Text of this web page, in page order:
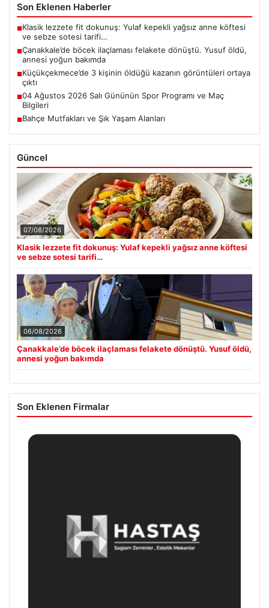
Son Eklenen Haberler
■Klasik lezzete fit dokunuş: Yulaf kepekli yağsız anne köftesi
ve sebze sotesi tarifi…
■Çanakkale’de böcek ilaçlaması felakete dönüştü. Yusuf öldü,
annesi yoğun bakımda
■Küçükçekmece’de 3 kişinin öldüğü kazanın görüntüleri ortaya
çıktı
■04 Ağustos 2026 Salı Gününün Spor Programı ve Maç
Bilgileri
■Bahçe Mutfakları ve Şık Yaşam Alanları
Güncel
07/08/2026
Klasik lezzete fit dokunuş: Yulaf kepekli yağsız anne köftesi
ve sebze sotesi tarifi…
06/08/2026
Çanakkale’de böcek ilaçlaması felakete dönüştü. Yusuf öldü,
annesi yoğun bakımda
Son Eklenen Firmalar